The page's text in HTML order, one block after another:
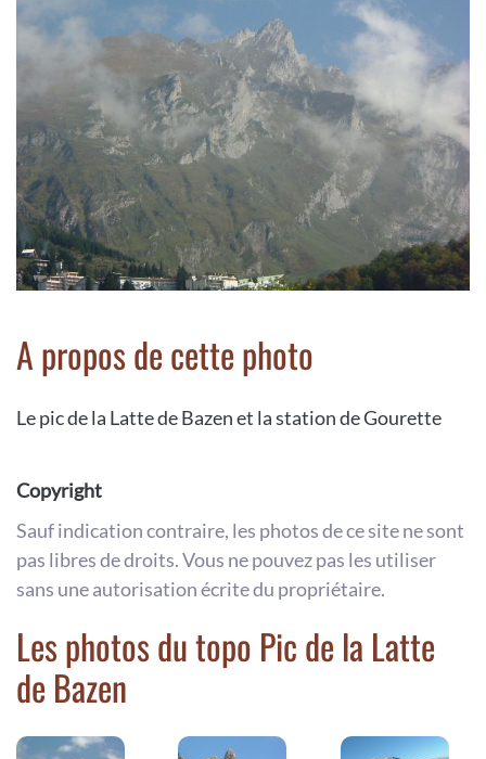
A propos de cette photo
Le pic de la Latte de Bazen et la station de Gourette
Copyright
Sauf indication contraire, les photos de ce site ne sont
pas libres de droits. Vous ne pouvez pas les utiliser
sans une autorisation écrite du propriétaire.
Les photos du topo Pic de la Latte
de Bazen